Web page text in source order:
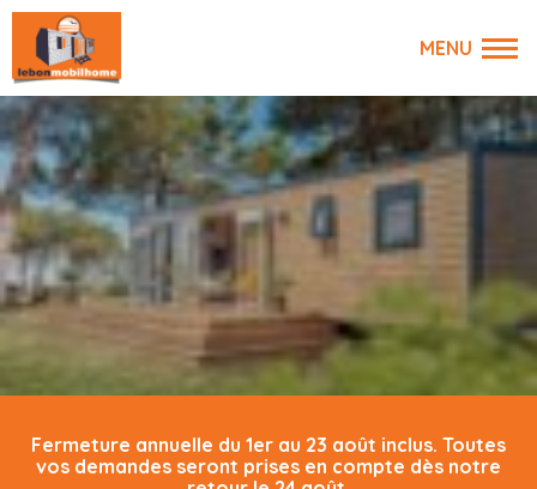
Fermeture annuelle du 1er au 23 août inclus. Toutes
vos demandes seront prises en compte dès notre